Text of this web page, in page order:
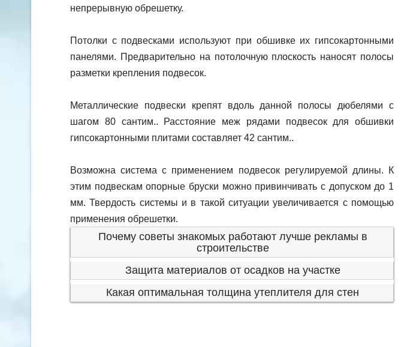
непрерывную обрешетку.
Потолки с подвесками используют при обшивке их гипсокартонными
панелями. Предварительно на потолочную плоскость наносят полосы
разметки крепления подвесок.
Металлические подвески крепят вдоль данной полосы дюбелями с
шагом 80 сантим.. Расстояние меж рядами подвесок для обшивки
гипсокартонными плитами составляет 42 сантим..
Возможна система с применением подвесок регулируемой длины. К
этим подвескам опорные бруски можно привинчивать с допуском до 1
мм. Твердость системы и в такой ситуации увеличивается с помощью
применения обрешетки.
Почему советы знакомых работают лучше рекламы в
строительстве
Защита материалов от осадков на участке
Какая оптимальная толщина утеплителя для стен